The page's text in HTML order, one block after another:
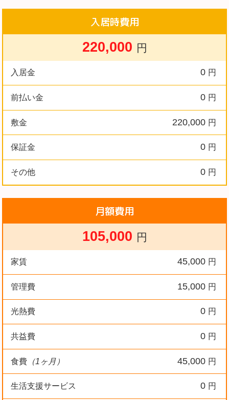
入居時費用
220,000 円
入居金 0 円
前払い金 0 円
敷金 220,000 円
保証金 0 円
その他 0 円
月額費用
105,000 円
家賃 45,000 円
管理費 15,000 円
光熱費 0 円
共益費 0 円
食費（1ヶ月） 45,000 円
生活支援サービス 0 円